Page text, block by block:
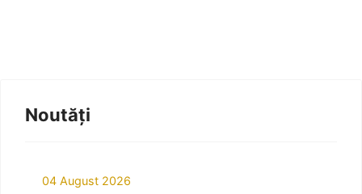
Noutăți
04 August 2026